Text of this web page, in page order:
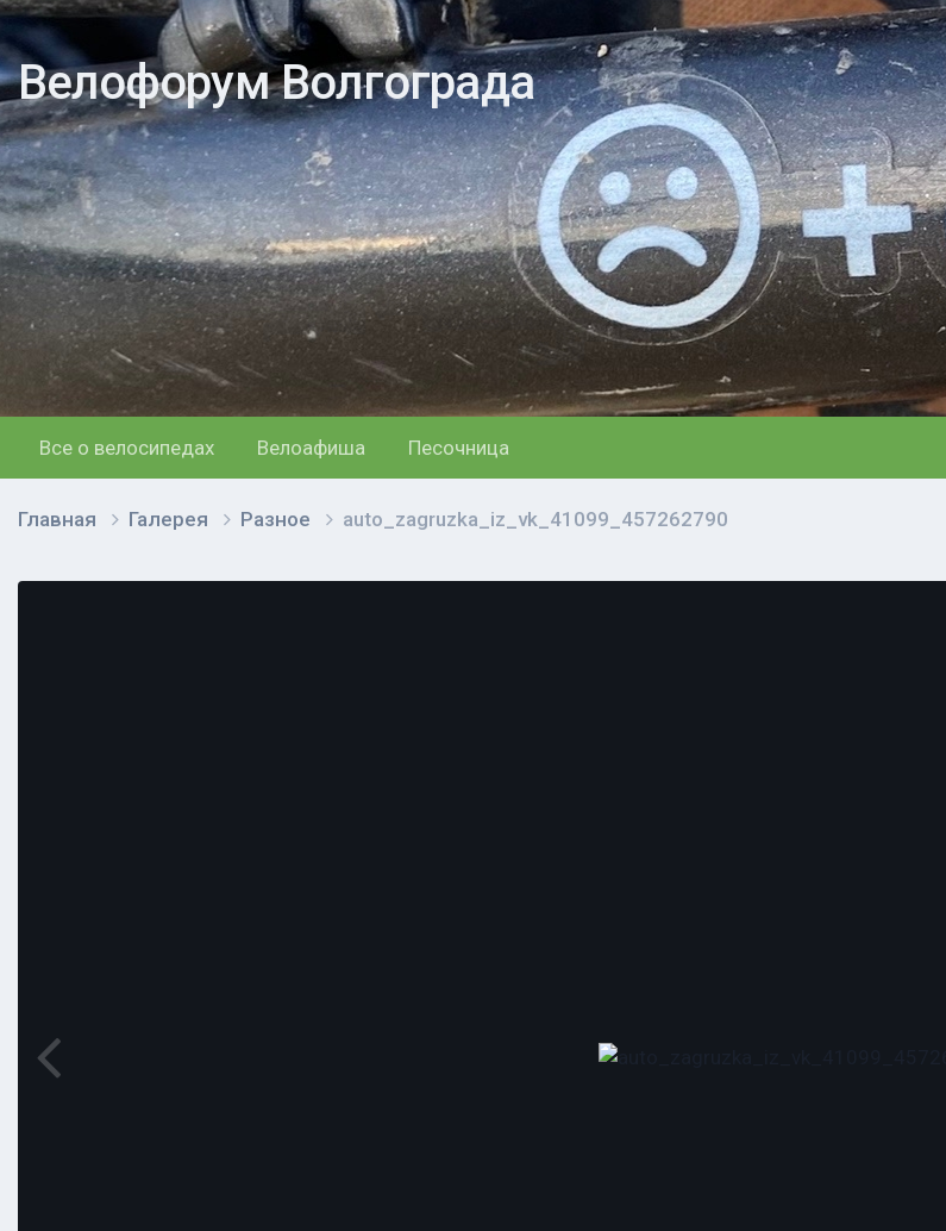
Велофорум Волгограда
Все о велосипедах Велоафиша Песочница
Главная Галерея Разное auto_zagruzka_iz_vk_41099_457262790